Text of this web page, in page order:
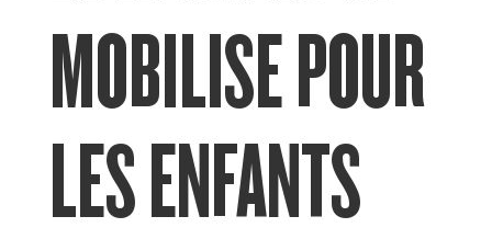
MOBILISE POUR
LES ENFANTS